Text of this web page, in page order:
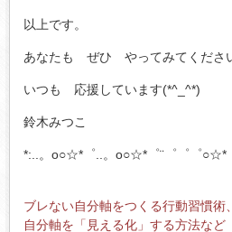
以上です。
あなたも ぜひ やってみてくださ
いつも 応援しています(*^_^*)
鈴木みつこ
*:..。o○☆*゜..。o○☆*゜¨゜゜゜○☆*
ブレない自分軸をつくる行動習慣術、
自分軸を「見える化」する方法など